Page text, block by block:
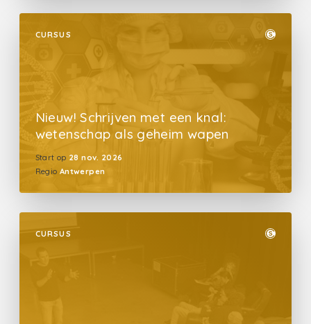
CURSUS
Nieuw! Schrijven met een knal:
wetenschap als geheim wapen
Start op 28 nov. 2026
Regio Antwerpen
CURSUS